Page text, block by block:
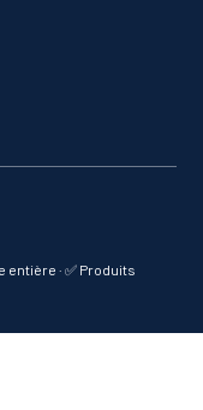
entière · ✅ Produits